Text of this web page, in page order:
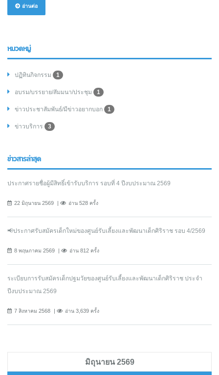
อ่านต่อ
หมวดหมู่
ปฏิทินกิจกรรม 1
อบรม/บรรยาย/สัมมนา/ประชุม 1
ข่าวประชาสัมพันธ์/มีข่าวอยากบอก 1
ข่าวบริการ 3
ข่าวสารล่าสุด
ประกาศรายชื่อผู้มีสิทธิ์เข้ารับบริการ รอบที่ 4 ปีงบประมาณ 2569
22 มิถุนายน 2569 อ่าน 528 ครั้ง
📢ประกาศรับสมัครเด็กใหม่ของศูนย์รับเลี้ยงและพัฒนาเด็กศิริราช รอบ 4/2569
8 พฤษภาคม 2569 อ่าน 812 ครั้ง
ระเบียบการรับสมัครเด็กปฐมวัยของศูนย์รับเลี้ยงและพัฒนาเด็กศิริราช ประจำ
ปีงบประมาณ 2569
7 สิงหาคม 2568 อ่าน 3,639 ครั้ง
มิถุนายน 2569